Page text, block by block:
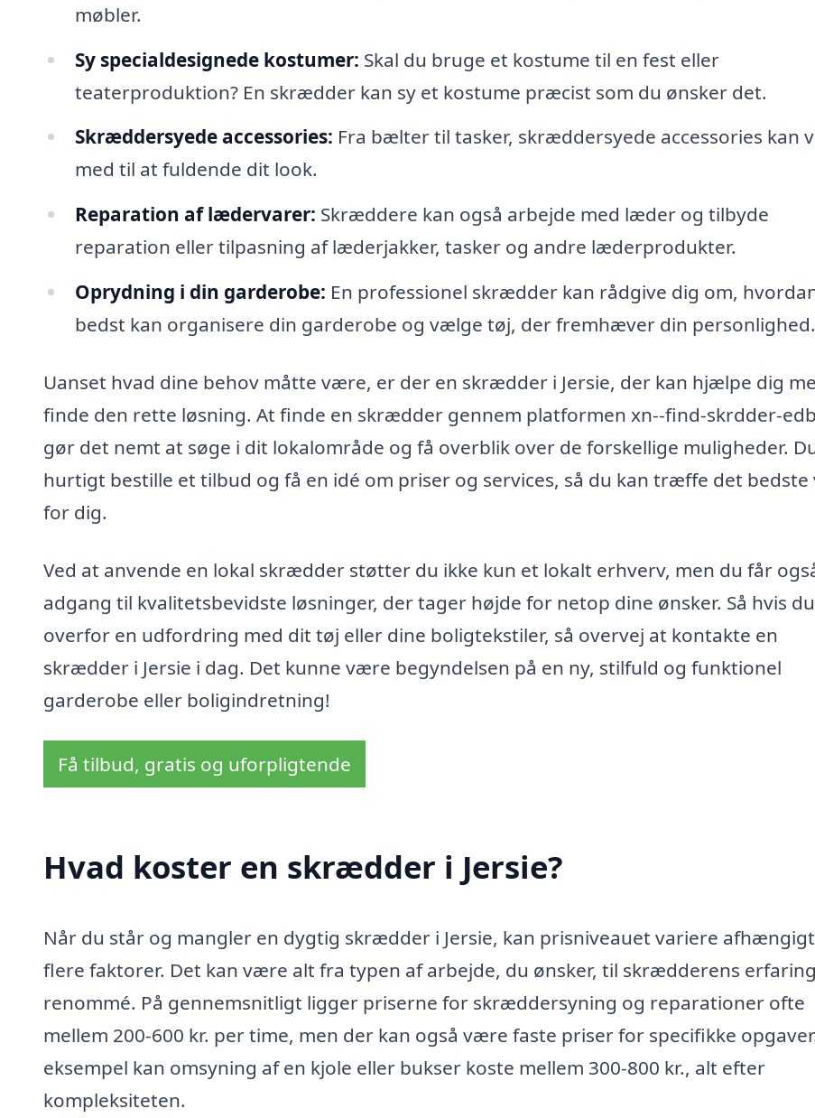
møbler.
Sy specialdesignede kostumer: Skal du bruge et kostume til en fest eller
teaterproduktion? En skrædder kan sy et kostume præcist som du ønsker det.
Skræddersyede accessories: Fra bælter til tasker, skræddersyede accessories kan
med til at fuldende dit look.
Reparation af lædervarer: Skræddere kan også arbejde med læder og tilbyde
reparation eller tilpasning af læderjakker, tasker og andre læderprodukter.
Oprydning i din garderobe: En professionel skrædder kan rådgive dig om,
bedst kan organisere din garderobe og vælge tøj, der fremhæver din personlighed.
Uanset hvad dine behov måtte være, er der en skrædder i Jersie, der kan hjælpe dig
finde den rette løsning. At finde en skrædder gennem platformen xn--find-skrdder-
gør det nemt at søge i dit lokalområde og få overblik over de forskellige muligheder.
hurtigt bestille et tilbud og få en idé om priser og services, så du kan træffe det bedste
for dig.
Ved at anvende en lokal skrædder støtter du ikke kun et lokalt erhverv, men du får
adgang til kvalitetsbevidste løsninger, der tager højde for netop dine ønsker. Så hvis
overfor en udfordring med dit tøj eller dine boligtekstiler, så overvej at kontakte en
skrædder i Jersie i dag. Det kunne være begyndelsen på en ny, stilfuld og funktionel
garderobe eller boligindretning!
Få tilbud, gratis og uforpligtende
Hvad koster en skrædder i Jersie?
Når du står og mangler en dygtig skrædder i Jersie, kan prisniveauet variere
flere faktorer. Det kan være alt fra typen af arbejde, du ønsker, til skrædderens
renommé. På gennemsnitligt ligger priserne for skræddersyning og reparationer ofte
mellem 200-600 kr. per time, men der kan også være faste priser for specifikke
eksempel kan omsyning af en kjole eller bukser koste mellem 300-800 kr., alt efter
kompleksiteten.